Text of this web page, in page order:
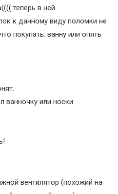
теперь в ней
к данному виду поломки не
покупать: ванну или опять
ванночку или носки
вентилятор (похожий на